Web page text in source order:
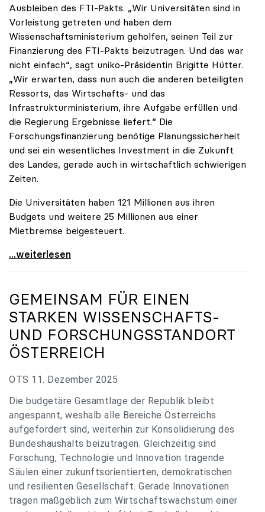
Ausbleiben des FTI-Pakts. „Wir Universitäten sind in
Vorleistung getreten und haben dem
Wissenschaftsministerium geholfen, seinen Teil zur
Finanzierung des FTI-Pakts beizutragen. Und das war
nicht einfach“, sagt uniko-Präsidentin Brigitte Hütter.
„Wir erwarten, dass nun auch die anderen beteiligten
Ressorts, das Wirtschafts- und das
Infrastrukturministerium, ihre Aufgabe erfüllen und
die Regierung Ergebnisse liefert.“ Die
Forschungsfinanzierung benötige Planungssicherheit
und sei ein wesentliches Investment in die Zukunft
des Landes, gerade auch in wirtschaftlich schwierigen
Zeiten.
Die Universitäten haben 121 Millionen aus ihren
Budgets und weitere 25 Millionen aus einer
Mietbremse beigesteuert.
„Verzögerung unverständlich“: Universitäten
...weiterlesen
GEMEINSAM FÜR EINEN
STARKEN WISSENSCHAFTS-
UND FORSCHUNGSSTANDORT
ÖSTERREICH
OTS 11. Dezember 2025
Die budgetäre Gesamtlage der Republik bleibt
angespannt, weshalb alle Bereiche Österreichs
aufgefordert sind, weiterhin zur Konsolidierung des
Bundeshaushalts beizutragen. Gleichzeitig sind
Forschung, Technologie und Innovation tragende
Säulen einer zukunftsorientierten, demokratischen
und resilienten Gesellschaft. Gerade Innovationen
tragen maßgeblich zum Wirtschaftswachstum einer